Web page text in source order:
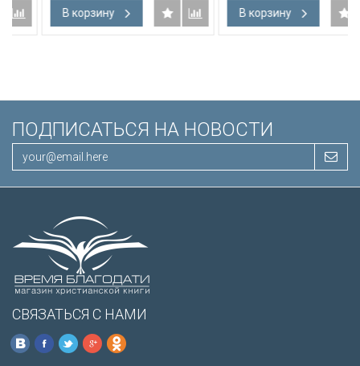
В корзину В корзину
ПОДПИСАТЬСЯ НА НОВОСТИ
СВЯЗАТЬСЯ С НАМИ